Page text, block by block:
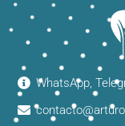
WhatsApp,